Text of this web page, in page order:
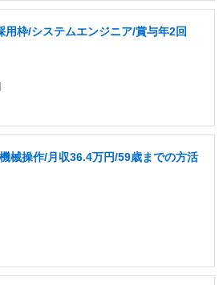
用枠/システムエンジニア/賞与年2回
械操作/月収36.4万円/59歳までの方活